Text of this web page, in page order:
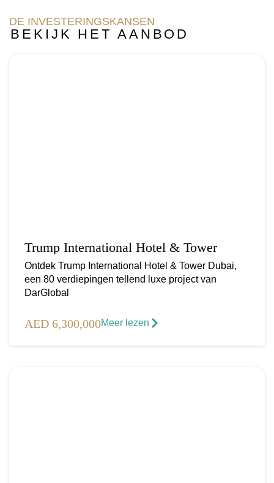
DE INVESTERINGSKANSEN
BEKIJK HET AANBOD
Trump International Hotel & Tower
Ontdek Trump International Hotel & Tower Dubai,
een 80 verdiepingen tellend luxe project van
DarGlobal
AED 6,300,000Meer lezen